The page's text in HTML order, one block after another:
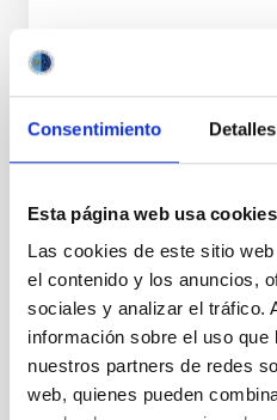
Consentimiento Detalles
Esta página web usa cookies
Las cookies de este sitio
el contenido y los anuncios,
sociales y analizar el tráfico.
información sobre el uso que
nuestros partners de redes
web, quienes pueden
CON ÁRBITRO
Formación y Evolución de
Instrumentación infrarroja
Galaxias